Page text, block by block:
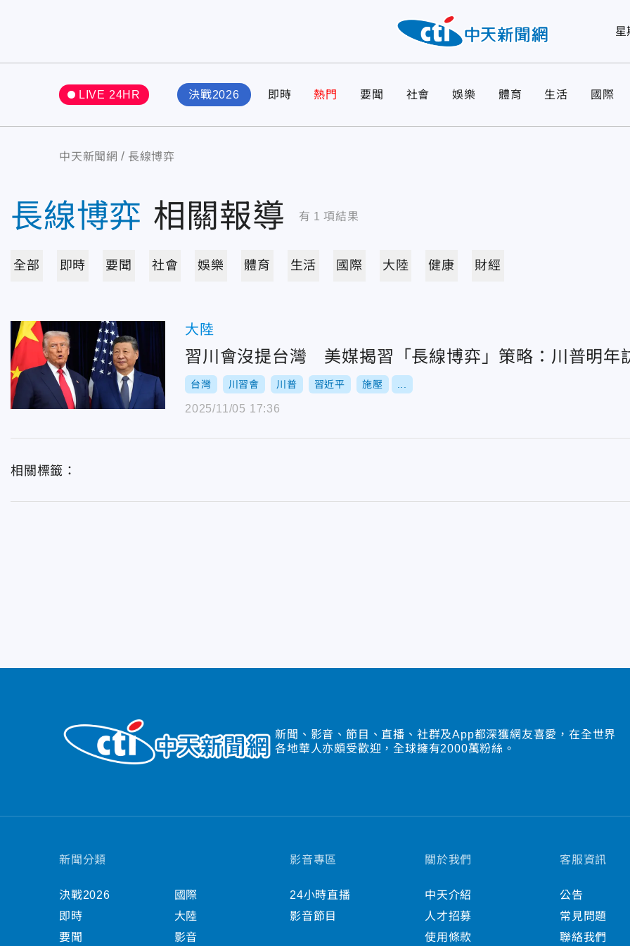
星
LIVE 24HR 決戰2026 即時 熱門 要聞 社會 娛樂 體育 生活 國際
中天新聞網 長線博弈
長線博弈 相關報導 有 1 項結果
全部 即時 要聞 社會 娛樂 體育 生活 國際 大陸 健康 財經
大陸
習川會沒提台灣 美媒揭習「長線博弈」策略：川普明年
台灣 川習會 川普 習近平 施壓
2025/11/05 17:36
相關標籤：
新聞、影音、節目、直播、社群及App都深獲網友喜愛，在全世界
各地華人亦頗受歡迎，全球擁有2000萬粉絲。
新聞分類
決戰2026
即時
要聞
國際
大陸
影音
影音專區
24小時直播
影音節目
關於我們
中天介紹
人才招募
使用條款
客服資訊
公告
常見問題
聯絡我們